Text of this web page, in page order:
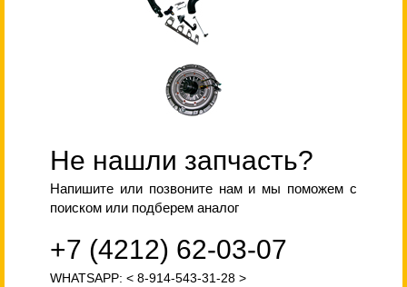
Не нашли запчасть?
Напишите или позвоните нам и мы поможем с
поиском или подберем аналог
+7 (4212) 62-03-07
WHATSAPP: < 8-914-543-31-28 >